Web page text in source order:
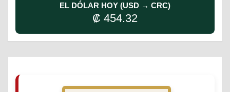
EL DÓLAR HOY (USD → CRC)
₡ 454.32